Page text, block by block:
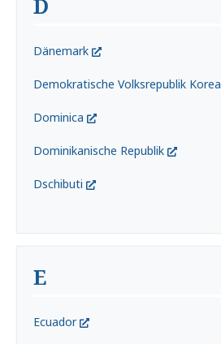
D
Dänemark
Demokratische Volksrepublik Korea
Dominica
Dominikanische Republik
Dschibuti
E
Ecuador